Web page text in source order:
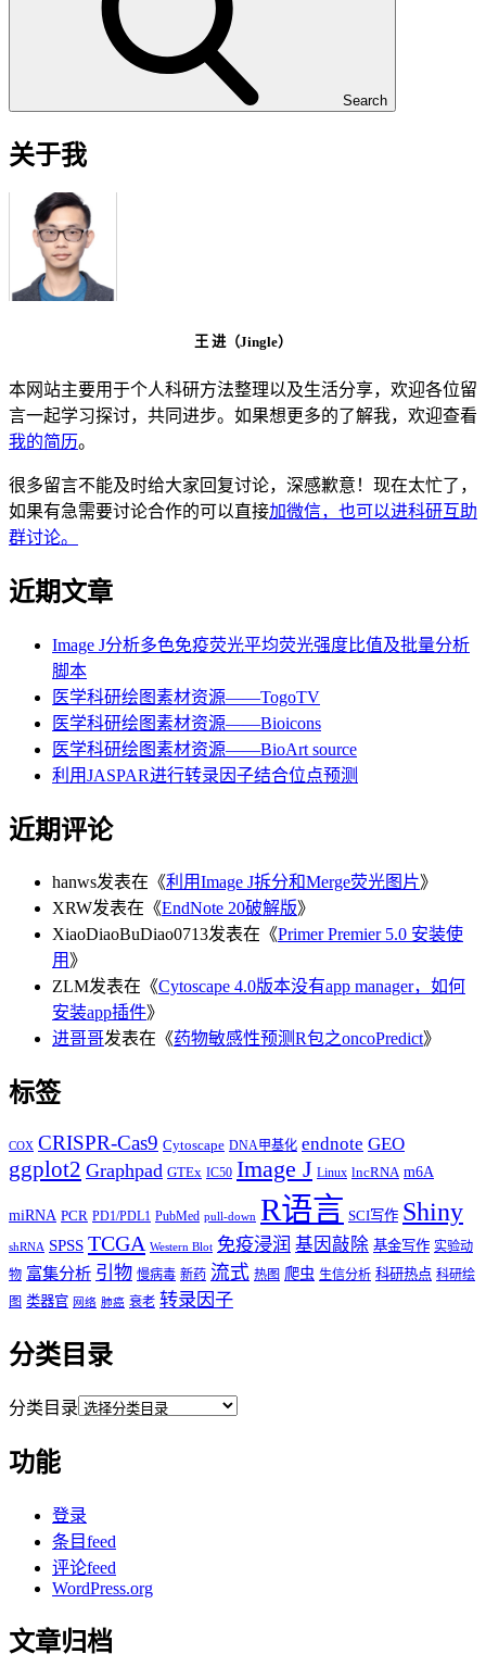
Search
关于我
王 进（Jingle）
本网站主要用于个人科研方法整理以及生活分享，欢迎各位留
言一起学习探讨，共同进步。如果想更多的了解我，欢迎查看
我的简历。
很多留言不能及时给大家回复讨论，深感歉意！现在太忙了，
如果有急需要讨论合作的可以直接加微信，也可以进科研互助
群讨论。
近期文章
Image J分析多色免疫荧光平均荧光强度比值及批量分析
脚本
医学科研绘图素材资源——TogoTV
医学科研绘图素材资源——Bioicons
医学科研绘图素材资源——BioArt source
利用JASPAR进行转录因子结合位点预测
近期评论
hanws发表在《利用Image J拆分和Merge荧光图片》
XRW发表在《EndNote 20破解版》
XiaoDiaoBuDiao0713发表在《Primer Premier 5.0 安装使
用 》
ZLM发表在《Cytoscape 4.0版本没有app manager，如何
安装app插件》
进哥哥发表在《药物敏感性预测R包之oncoPredict》
标签
COX CRISPR-Cas9 Cytoscape DNA甲基化 endnote GEO
ggplot2 Graphpad GTEx IC50 Image J Linux lncRNA m6A
miRNA PCR PD1/PDL1 PubMed pull-down R语言 SCI写作 Shiny
shRNA SPSS TCGA Western Blot 免疫浸润 基因敲除 基金写作 实验动
物 富集分析 引物 慢病毒 新药 流式 热图 爬虫 生信分析 科研热点 科研绘
图 类器官 网络 肺癌 衰老 转录因子
分类目录
分类目录
功能
登录
条目feed
评论feed
WordPress.org
文章归档